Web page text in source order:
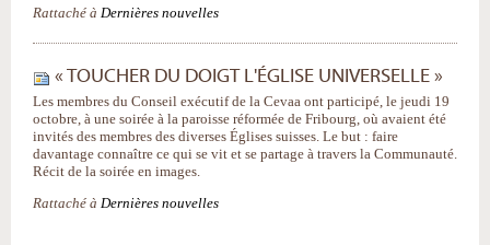
Rattaché à Dernières nouvelles
« TOUCHER DU DOIGT L'ÉGLISE UNIVERSELLE »
Les membres du Conseil exécutif de la Cevaa ont participé, le jeudi 19
octobre, à une soirée à la paroisse réformée de Fribourg, où avaient été
invités des membres des diverses Églises suisses. Le but : faire
davantage connaître ce qui se vit et se partage à travers la Communauté.
Récit de la soirée en images.
Rattaché à Dernières nouvelles